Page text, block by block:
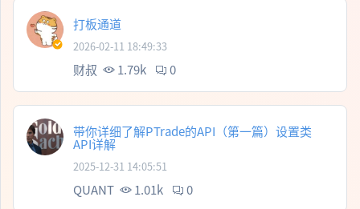
打板通道
2026-02-11 18:49:33
财叔 1.79k 0
带你详细了解PTrade的API（第一篇）设置类
API详解
2025-12-31 14:05:51
QUANT 1.01k 0